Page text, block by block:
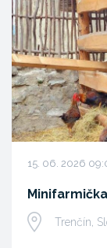
15. 06. 2026
Trenčín,